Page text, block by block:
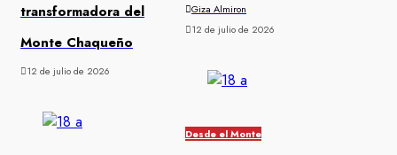
transformadora del
Monte Chaqueño
12 de julio de 2026
Giza Almiron
12 de julio de 2026
Desde el Monte